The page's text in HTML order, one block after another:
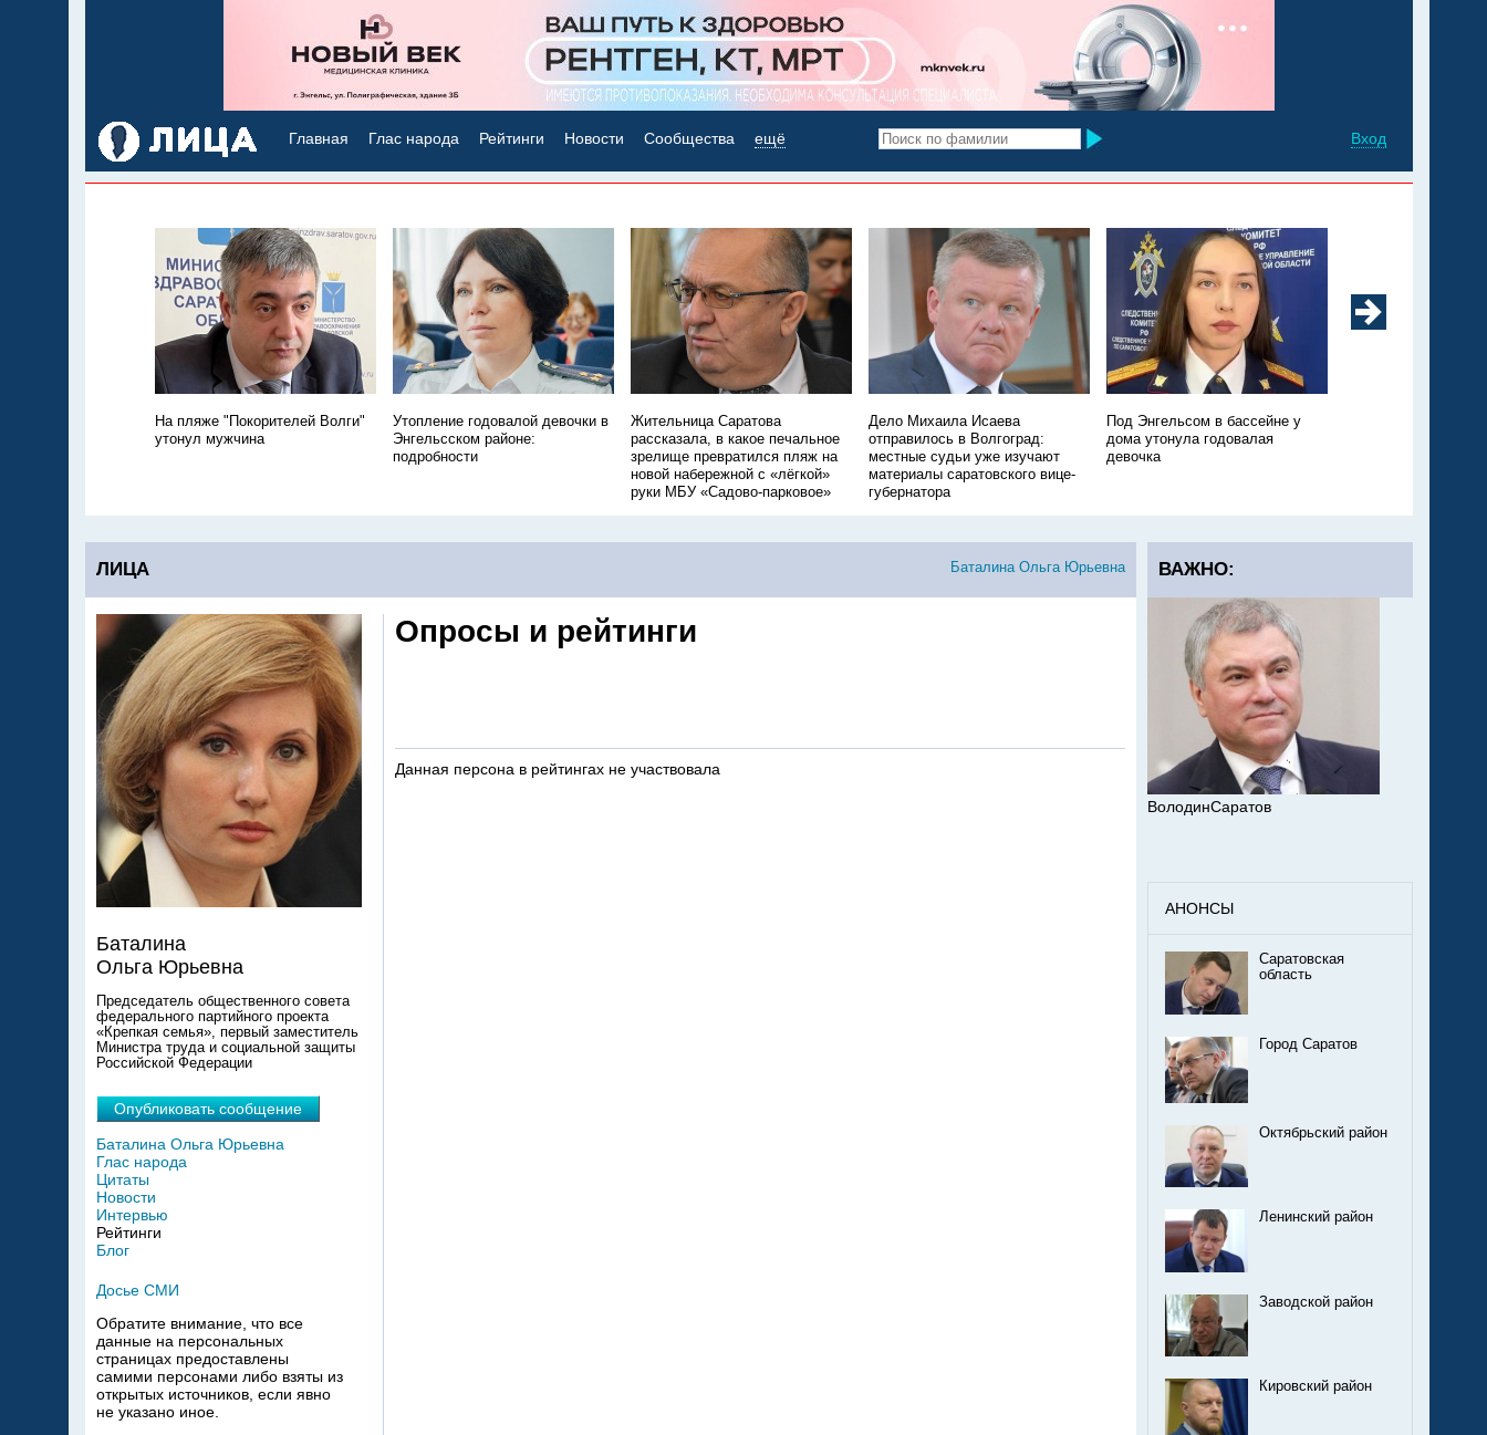
Вход
Главная Глас народа Рейтинги Новости Сообщества ещё
На пляже "Покорителей Волги"
утонул мужчина
Утопление годовалой девочки в
Энгельсском районе:
подробности
Жительница Саратова
рассказала, в какое печальное
зрелище превратился пляж на
новой набережной с «лёгкой»
руки МБУ «Садово-парковое»
Дело Михаила Исаева
отправилось в Волгоград:
местные судьи уже изучают
материалы саратовского вице-
губернатора
Под Энгельсом в бассейне у
дома утонула годовалая
девочка
Баталина Ольга Юрьевна
ЛИЦА
Опросы и рейтинги
Данная персона в рейтингах не участвовала
Баталина
Ольга Юрьевна
Председатель общественного совета
федерального партийного проекта
«Крепкая семья», первый заместитель
Министра труда и социальной защиты
Российской Федерации
Опубликовать сообщение
Баталина Ольга Юрьевна
Глас народа
Цитаты
Новости
Интервью
Рейтинги
Блог
Досье СМИ
Обратите внимание, что все
данные на персональных
страницах предоставлены
самими персонами либо взяты из
открытых источников, если явно
не указано иное.
ВАЖНО:
ВолодинСаратов
АНОНСЫ
Саратовская
область
Город Саратов
Октябрьский район
Ленинский район
Заводской район
Кировский район